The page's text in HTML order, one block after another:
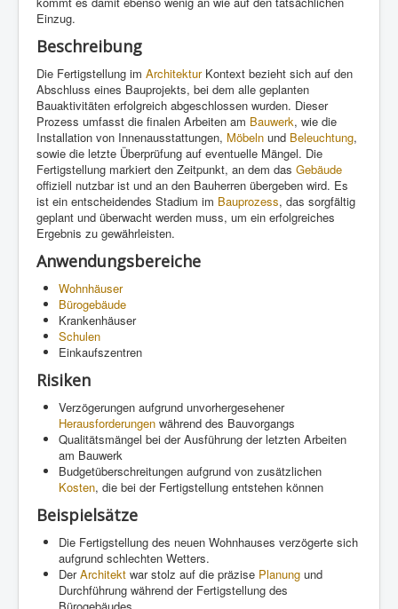
Einzug.
Beschreibung
Die Fertigstellung im ArchitekturKontext bezieht sich auf den
Abschluss eines Bauprojekts, bei dem alle geplanten
Bauaktivitäten erfolgreich abgeschlossen wurden. Dieser
Prozess umfasst die finalen Arbeiten am Bauwerk, wie die
Installation von Innenausstattungen, Möbeln und Beleuchtung,
sowie die letzte Überprüfung auf eventuelle Mängel. Die
Fertigstellung markiert den Zeitpunkt, an dem das Gebäude
offiziell nutzbar ist und an den Bauherren übergeben wird. Es
ist ein entscheidendes Stadium im Bauprozess, das sorgfältig
geplant und überwacht werden muss, um ein erfolgreiches
Ergebnis zu gewährleisten.
Anwendungsbereiche
Wohnhäuser
Bürogebäude
Krankenhäuser
Schulen
Einkaufszentren
Risiken
Verzögerungen aufgrund unvorhergesehener
Herausforderungen während des Bauvorgangs
Qualitätsmängel bei der Ausführung der letzten Arbeiten
am Bauwerk
Budgetüberschreitungen aufgrund von zusätzlichen
Kosten, die bei der Fertigstellung entstehen können
Beispielsätze
Die Fertigstellung des neuen Wohnhauses verzögerte sich
aufgrund schlechten Wetters.
DerArchitekt war stolz auf die präzise Planung und
Durchführung während der Fertigstellung des
Bürogebäudes.